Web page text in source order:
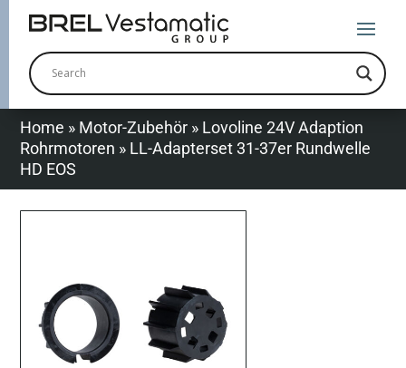
Home » Motor-Zubehör » Lovoline 24V Adaption
Rohrmotoren » LL-Adapterset 31-37er Rundwelle
HD EOS